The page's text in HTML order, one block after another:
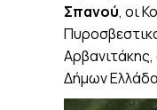
Σπανού, οι
Δήμων